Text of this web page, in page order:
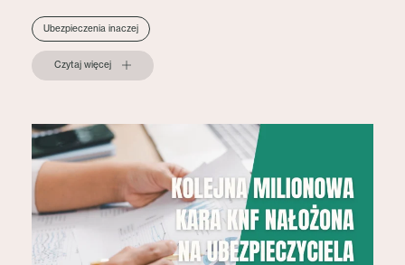
Ubezpieczenia inaczej
Czytaj więcej